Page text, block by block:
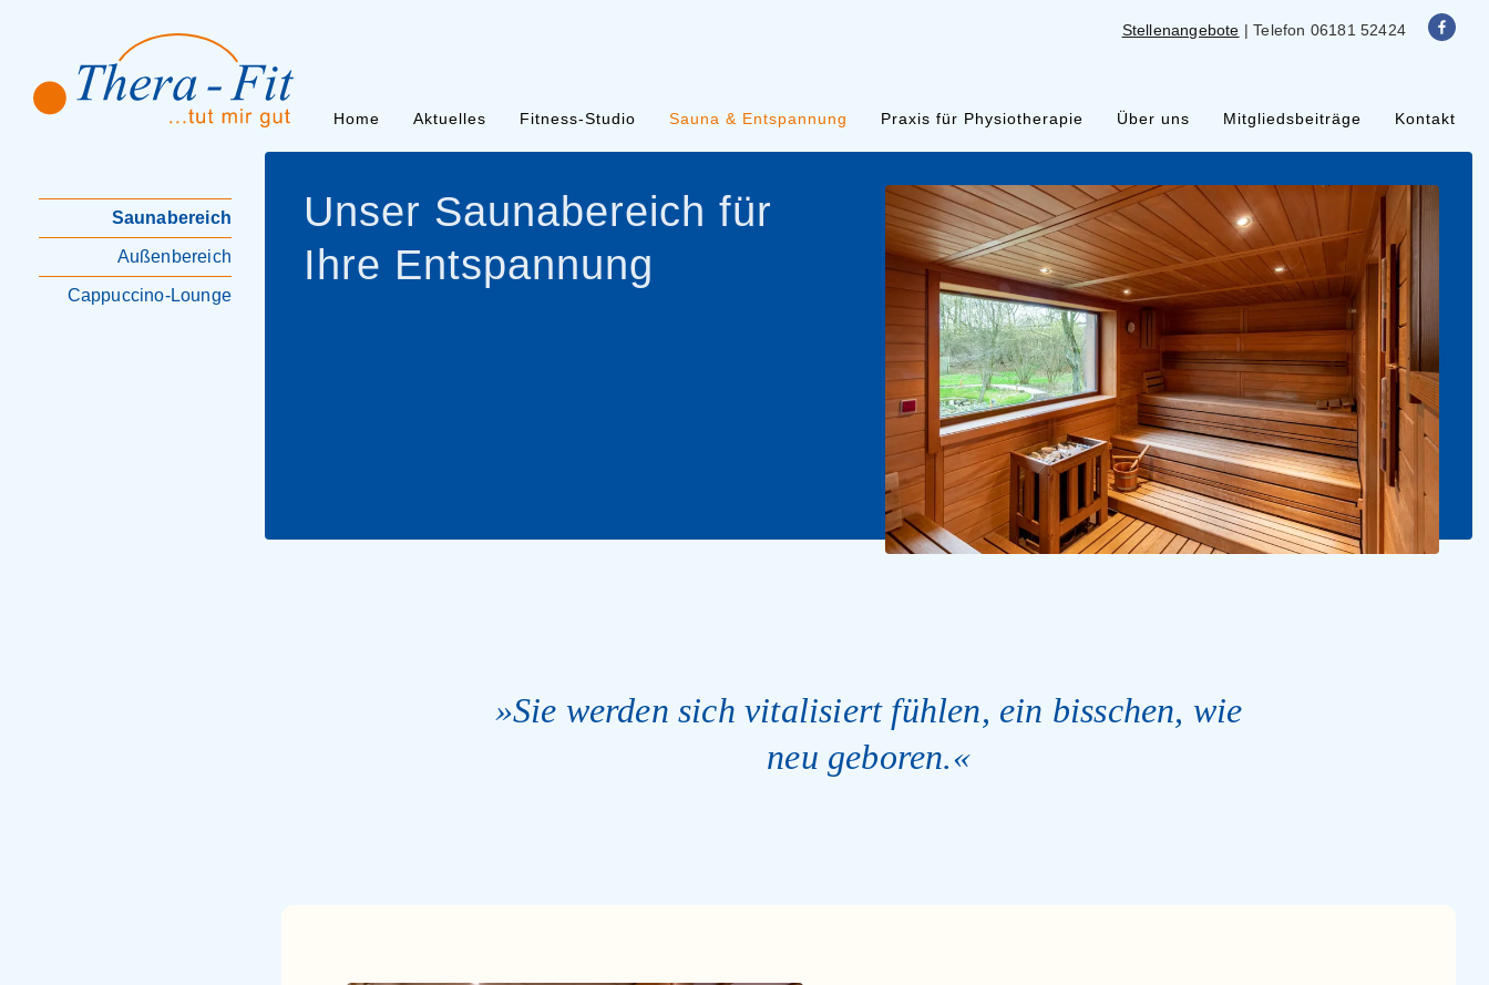
Stellenangebote | Telefon 06181 52424
Home Aktuelles Fitness-Studio Sauna & Entspannung Praxis für Physiotherapie Über uns Mitgliedsbeiträge Kontakt
Saunabereich
Außenbereich
Cappuccino-Lounge
Unser Saunabereich für
Ihre Entspannung
»Sie werden sich vitalisiert fühlen, ein bisschen, wie
neu geboren.«